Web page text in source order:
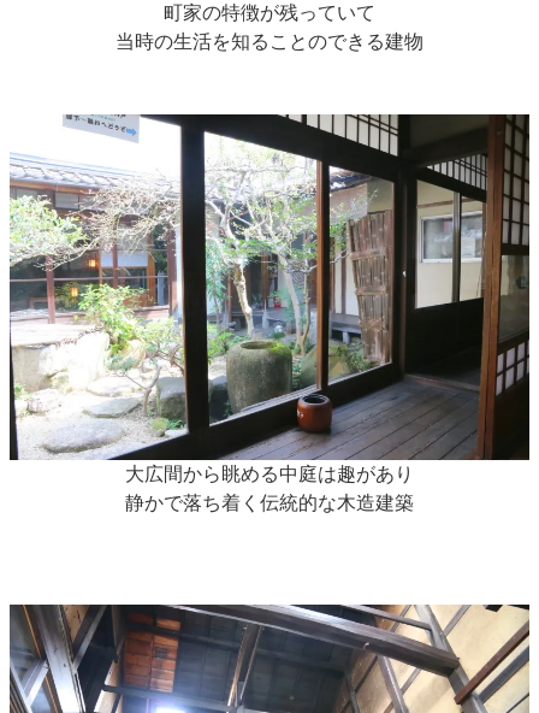
町家の特徴が残っていて
当時の生活を知ることのできる建物
大広間から眺める中庭は趣があり
静かで落ち着く伝統的な木造建築